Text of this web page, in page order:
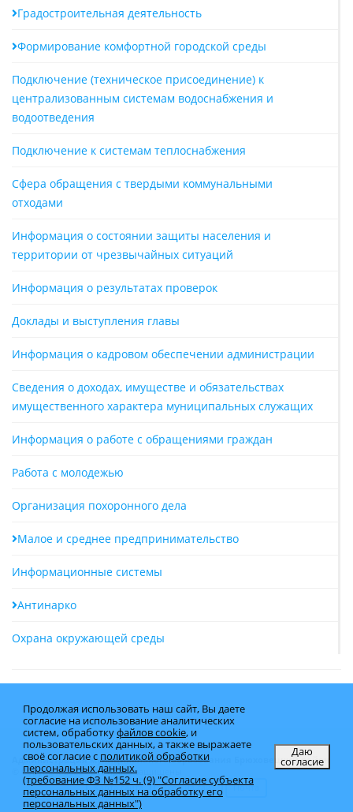
Градостроительная деятельность
Формирование комфортной городской среды
Подключение (техническое присоединение) к
централизованным системам водоснабжения и
водоотведения
Подключение к системам теплоснабжения
Сфера обращения с твердыми коммунальными
отходами
Информация о состоянии защиты населения и
территории от чрезвычайных ситуаций
Информация о результатах проверок
Доклады и выступления главы
Информация о кадровом обеспечении администрации
Сведения о доходах, имуществе и обязательствах
имущественного характера муниципальных служащих
Информация о работе с обращениями граждан
Работа с молодежью
Организация похоронного дела
Малое и среднее предпринимательство
Информационные системы
Антинарко
Охрана окружающей среды
Администрация муниципального образования Брюховецкий район
© Copyright 2025 - Все права защищены
Карта сайта Вход на сайт Почта
Продолжая использовать наш сайт, Вы даете
согласие на использование аналитических
систем, обработкуфайлов cookie, и
пользовательских данных, а также выражаете
своё согласие с политикой обработки
персональных данных.
(требование ФЗ №152 ч. (9) "Согласие субъекта
персональных данных на обработку его
персональных данных")
Даю
согласие